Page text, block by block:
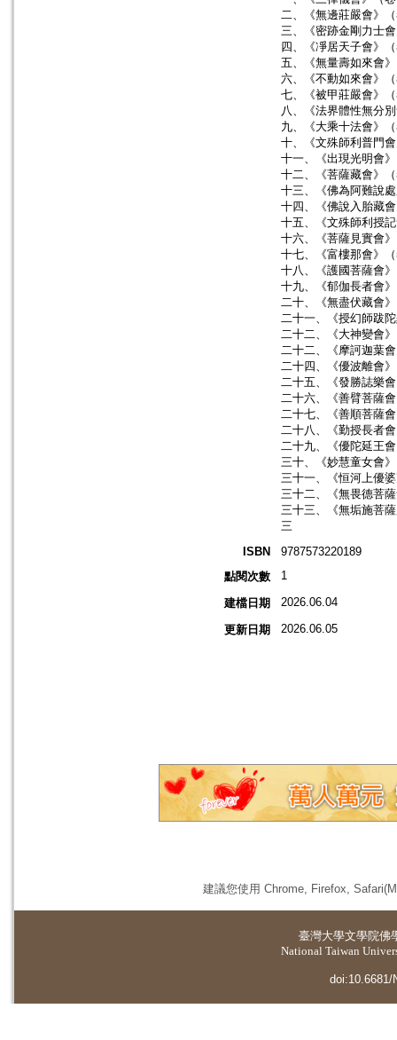
二、《無邊莊嚴會》
三、《密跡金剛力士
四、《凈居天子會》
五、《無量壽如來會
六、《不動如來會》
七、《被甲莊嚴會》
八、《法界體性無分
九、《大乘十法會》
十、《文殊師利普門
十一、《出現光明會
十二、《菩薩藏會》
十三、《佛為阿難說
十四、《佛說入胎藏
十五、《文殊師利授
十六、《菩薩見實會
十七、《富樓那會》
十八、《護國菩薩會
十九、《郁伽長者會
二十、《無盡伏藏會
二十一、《授幻師跋
二十二、《大神變會
二十二、《摩訶迦葉
二十四、《優波離會
二十五、《發勝誌樂
二十六、《善臂菩薩
二十七、《善順菩薩
二十八、《勤授長者
二十九、《優陀延王
三十、《妙慧童女會
三十一、《恒河上優
三十二、《無畏德菩
三十三、《無垢施菩
三
ISBN
9787573220189
點閱次數
1
建檔日期 2026.06.04
更新日期 2026.06.05
建議您使用 Chrome, Firefox,
臺灣大學文學院佛
National Taiwan
doi:10.6681/